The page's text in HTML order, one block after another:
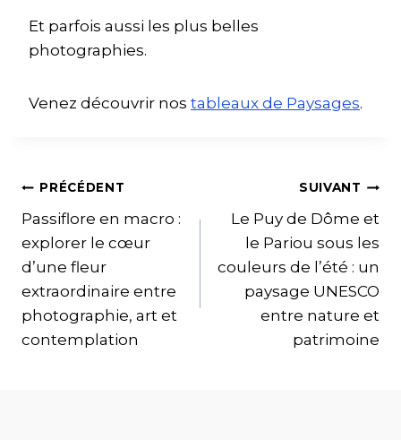
Et parfois aussi les plus belles
photographies.
Venez découvrir nos tableaux de Paysages.
PRÉCÉDENT
Passiflore en macro :
explorer le cœur
d’une fleur
extraordinaire entre
photographie, art et
contemplation
SUIVANT
Le Puy de Dôme et
le Pariou sous les
couleurs de l’été : un
paysage UNESCO
entre nature et
patrimoine